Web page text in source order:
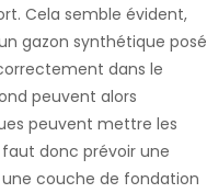
Cela semble évident,
gazon synthétique posé
dans le
peuvent alors
peuvent mettre les
donc prévoir une
couche de fondation